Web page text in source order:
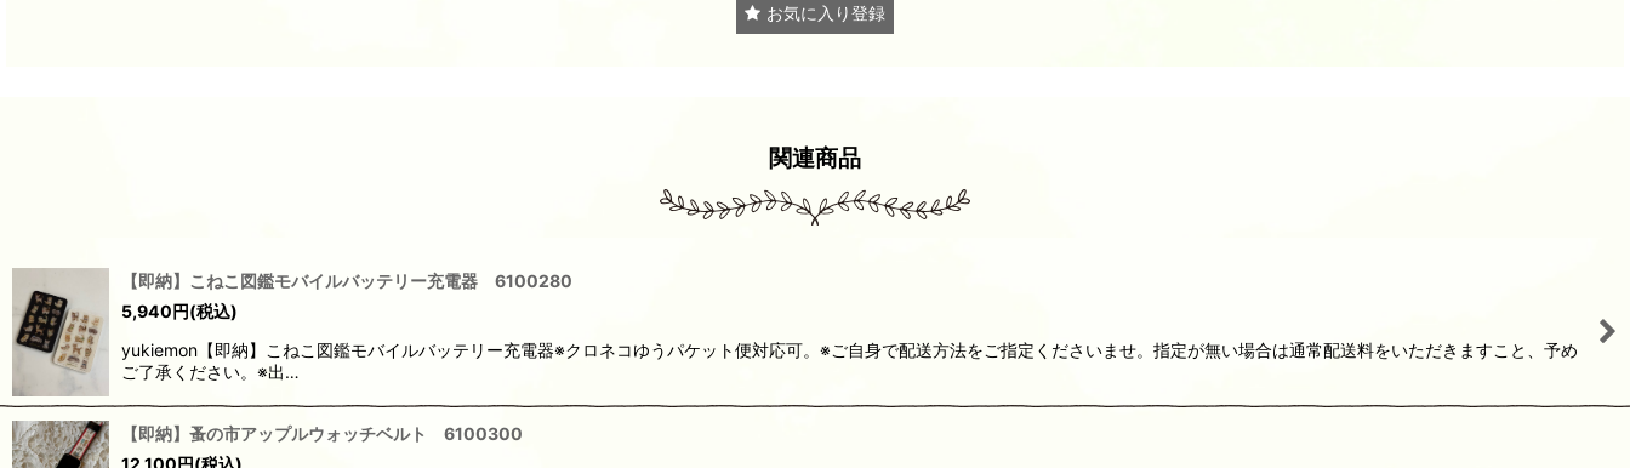
お気に入り登録
関連商品
【即納】こねこ図鑑モバイルバッテリー充電器 6100280
5,940円(税込)
yukiemon【即納】こねこ図鑑モバイルバッテリー充電器※クロネコゆうパケット便対応可。※ご自身で配送方法をご指定くださいませ。指定が無い場合は通常配送料をいただきますこと、予め
ご了承ください。※出…
【即納】蚤の市アップルウォッチベルト 6100300